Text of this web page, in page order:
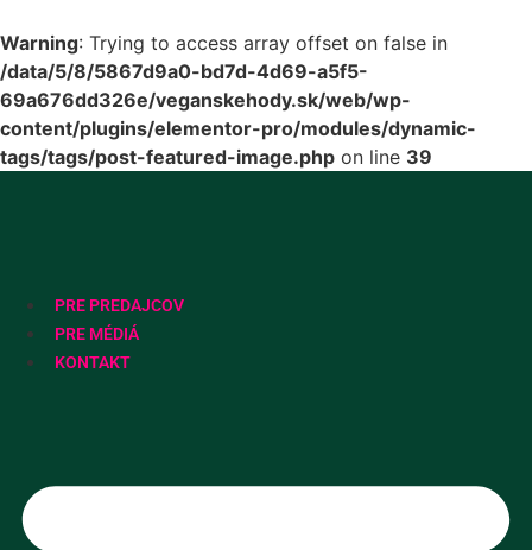
Warning: Trying to access array offset on false in
/data/5/8/5867d9a0-bd7d-4d69-a5f5-
69a676dd326e/veganskehody.sk/web/wp-
content/plugins/elementor-pro/modules/dynamic-
tags/tags/post-featured-image.php on line 39
PRE PREDAJCOV
PRE MÉDIÁ
KONTAKT